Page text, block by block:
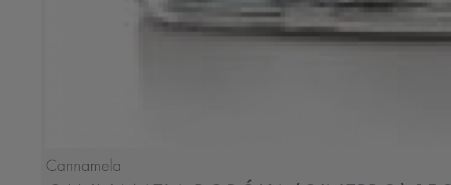
Cannamela